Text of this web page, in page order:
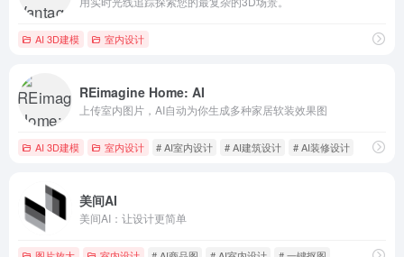
AI 3D建模 室内设计
REimagine Home: AI
上传室内图片，AI自动为你生成多种家居软装效果图
AI 3D建模 室内设计 # AI室内设计 # AI建筑设计 # AI装修设计
美间AI
美间AI：让设计更简单